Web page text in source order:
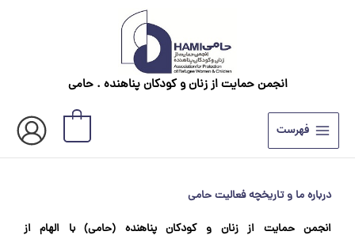
انجمن حمایت از زنان و کودکان پناهنده . حامی
فهرست
درباره‌ ما و تاریخچه فعالیت حامی
انجمن حمايت از زنان و كودكان پناهنده (حامی) با الهام از